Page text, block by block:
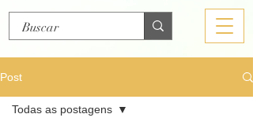
Post
Todas as postagens